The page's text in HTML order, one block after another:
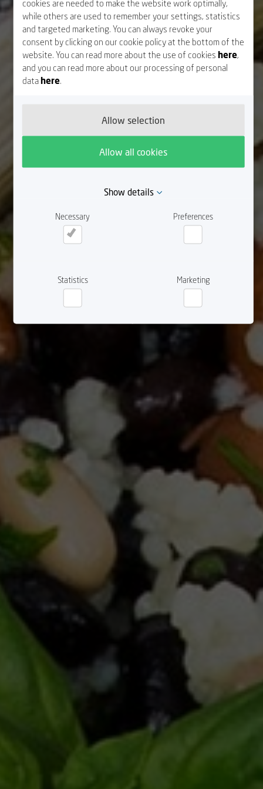
cookies are needed to make the website work optimally,
while others are used to remember your settings, statistics
and targeted marketing. You can always revoke your
consent by clicking on our cookie policy at the bottom of the
website. You can read more about the use of cookies here,
and you can read more about our processing of personal
datahere.
Allow selection
Allow all cookies
Show details
Necessary Preferences
Statistics Marketing